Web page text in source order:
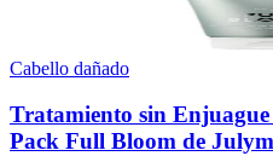
Cabello dañado
Tratamiento sin
Pack Full Bloom de